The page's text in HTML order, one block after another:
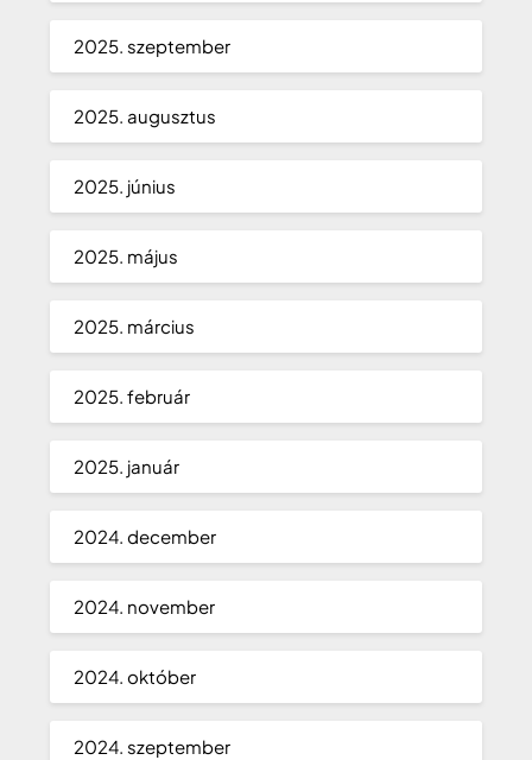
2025. szeptember
2025. augusztus
2025. június
2025. május
2025. március
2025. február
2025. január
2024. december
2024. november
2024. október
2024. szeptember